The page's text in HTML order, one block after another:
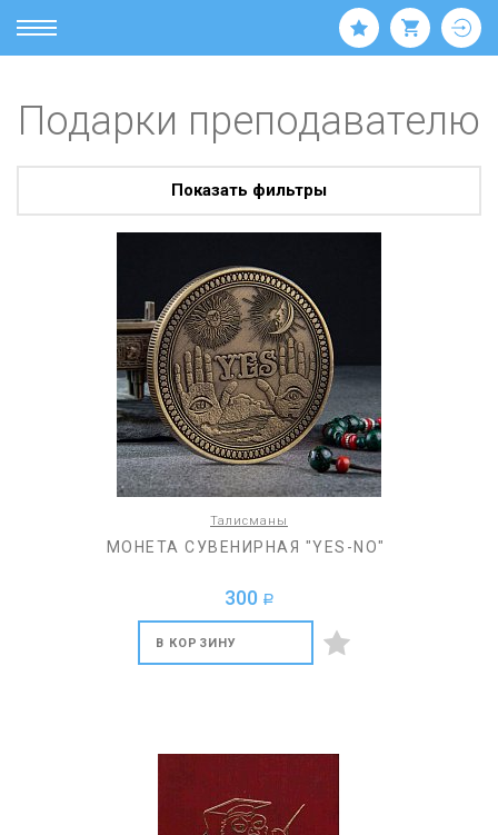
Подарки преподавателю
Показать фильтры
Талисманы
МОНЕТА СУВЕНИРНАЯ "YES-NO"
300 a
В КОРЗИНУ